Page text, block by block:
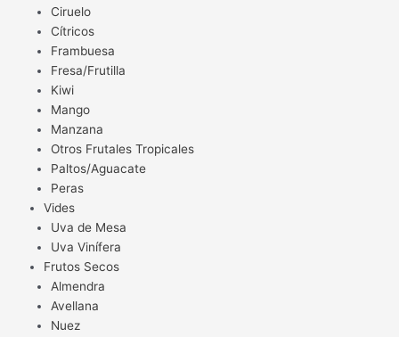
Ciruelo
Cítricos
Frambuesa
Fresa/Frutilla
Kiwi
Mango
Manzana
Otros Frutales Tropicales
Paltos/Aguacate
Peras
Vides
Uva de Mesa
Uva Vinífera
Frutos Secos
Almendra
Avellana
Nuez